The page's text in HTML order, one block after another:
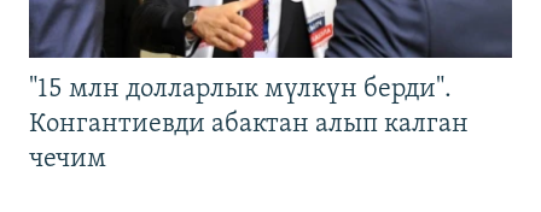
"15 млн долларлык мүлкүн берди".
Конгантиевди абактан алып калган
чечим